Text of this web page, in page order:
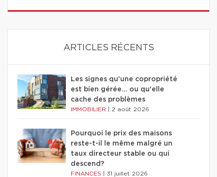
ARTICLES RÉCENTS
Les signes qu'une copropriété
est bien gérée… ou qu'elle
cache des problèmes
IMMOBILIER 2 août 2026
Pourquoi le prix des maisons
reste-t-il le même malgré un
taux directeur stable ou qui
descend?
FINANCES 31 juillet 2026